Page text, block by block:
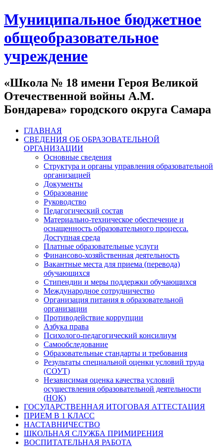
Муниципальное бюджетное
общеобразовательное
учреждение
«Школа № 18 имени Героя Великой
Отечественной войны А.М.
Бондарева» городского округа Самара
ГЛАВНАЯ
СВЕДЕНИЯ ОБ ОБРАЗОВАТЕЛЬНОЙ
ОРГАНИЗАЦИИ
Основные сведения
Структура и органы управления образовательной
организацией
Документы
Образование
Руководство
Педагогический состав
Материально-техническое обеспечение и
оснащенность образовательного процесса.
Доступная среда
Платные образовательные услуги
Финансово-хозяйственная деятельность
Вакантные места для приема (перевода)
обучающихся
Стипендии и меры поддержки обучающихся
Международное сотрудничество
Организация питания в образовательной
организации
Противодействие коррупции
Азбука права
Психолого-педагогический консилиум
Самообследование
Образовательные стандарты и требования
Результаты специальной оценки условий труда
(СОУТ)
Независимая оценка качества условий
осуществления образовательной деятельности
(НОК)
ГОСУДАРСТВЕННАЯ ИТОГОВАЯ АТТЕСТАЦИЯ
ПРИЕМ В 1 КЛАСС
НАСТАВНИЧЕСТВО
ШКОЛЬНАЯ СЛУЖБА ПРИМИРЕНИЯ
ВОСПИТАТЕЛЬНАЯ РАБОТА